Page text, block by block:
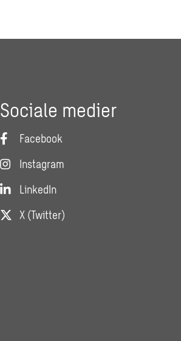
Sociale medier
Facebook
Instagram
LinkedIn
X (Twitter)